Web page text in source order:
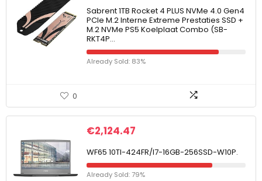
Sabrent 1TB Rocket 4 PLUS NVMe 4.0 Gen4
PCIe M.2 Interne Extreme Prestaties SSD +
M.2 NVMe PS5 Koelplaat Combo (SB-
RKT4P…
Already Sold: 83%
0
€2,124.47
WF65 10TI-424FR/I7-16GB-256SSD-W10P.
Already Sold: 79%